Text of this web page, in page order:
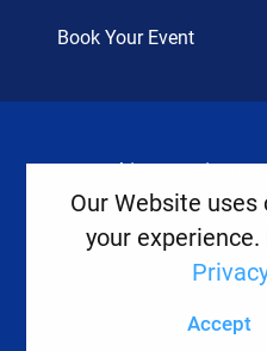
Book Your Event
Copyright ©
Cookies Privacy
Our Website
your
Accept